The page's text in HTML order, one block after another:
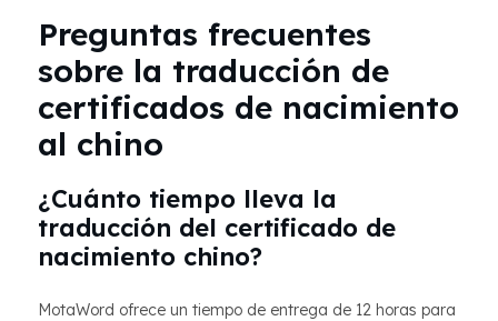
Preguntas frecuentes
sobre la traducción de
certificados de nacimiento
al chino
¿Cuánto tiempo lleva la
traducción del certificado de
nacimiento chino?
MotaWord ofrece un tiempo de entrega de 12 horas para